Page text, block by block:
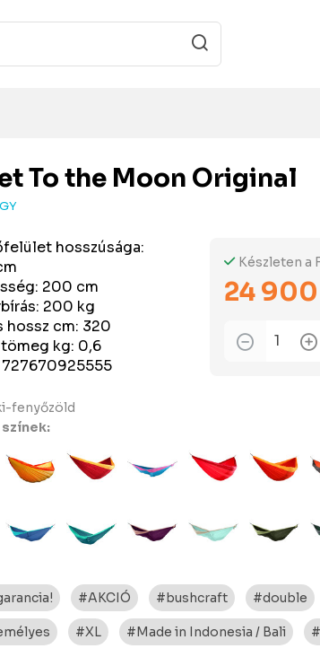
To the Moon Original
hosszúsága:
200 cm
200 kg
hossz cm: 320
kg: 0,6
727670925555
Készleten a
24
fenyőzöld
#AKCIÓ #bushcraft #double
#XL #Made in Indonesia / Bali